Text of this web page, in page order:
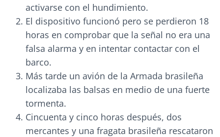
activarse con el hundimiento.
El dispositivo funcionó pero se perdieron 18
horas en comprobar que la señal no era una
falsa alarma y en intentar contactar con el
barco.
Más tarde un avión de la Armada brasileña
localizaba las balsas en medio de una fuerte
tormenta.
Cincuenta y cinco horas después, dos
mercantes y una fragata brasileña rescataron